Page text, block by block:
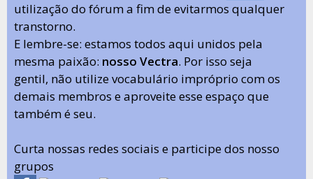
utilização do fórum a fim de evitarmos qualquer
transtorno.
E lembre-se: estamos todos aqui unidos pela
mesma paixão: nosso Vectra. Por isso seja
gentil, não utilize vocabulário impróprio com os
demais membros e aproveite esse espaço que
também é seu.
Curta nossas redes sociais e participe dos nosso
grupos